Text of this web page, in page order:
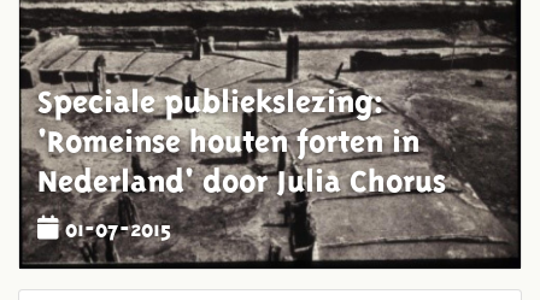
Speciale publiekslezing:
'Romeinse houten forten in
Nederland' door Julia Chorus
01-07-2015